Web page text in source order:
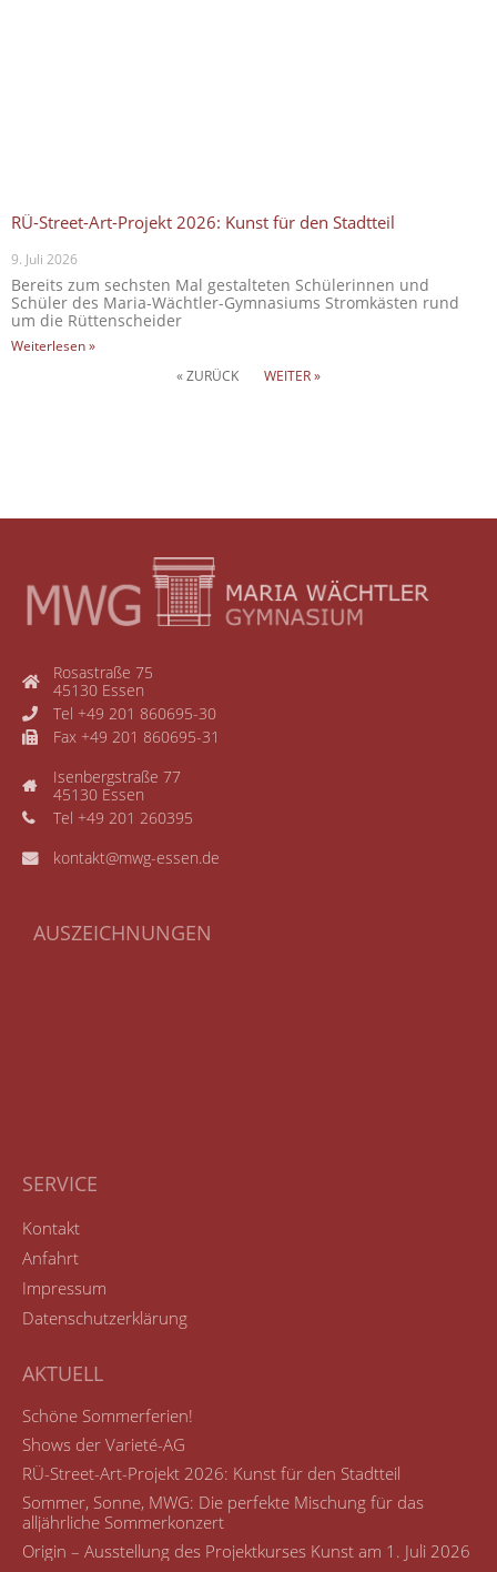
RÜ-Street-Art-Projekt 2026: Kunst für den Stadtteil
9. Juli 2026
Bereits zum sechsten Mal gestalteten Schülerinnen und
Schüler des Maria-Wächtler-Gymnasiums Stromkästen rund
um die Rüttenscheider
Weiterlesen »
« ZURÜCK
WEITER »
Rosastraße 75
45130 Essen
Tel +49 201 860695-30
Fax +49 201 860695-31
Isenbergstraße 77
45130 Essen
Tel +49 201 260395
kontakt@mwg-essen.de
AUSZEICHNUNGEN
SERVICE
Kontakt
Anfahrt
Impressum
Datenschutzerklärung
AKTUELL
Schöne Sommerferien!
Shows der Varieté-AG
RÜ-Street-Art-Projekt 2026: Kunst für den Stadtteil
Sommer, Sonne, MWG: Die perfekte Mischung für das
alljährliche Sommerkonzert
Origin – Ausstellung des Projektkurses Kunst am 1. Juli 2026